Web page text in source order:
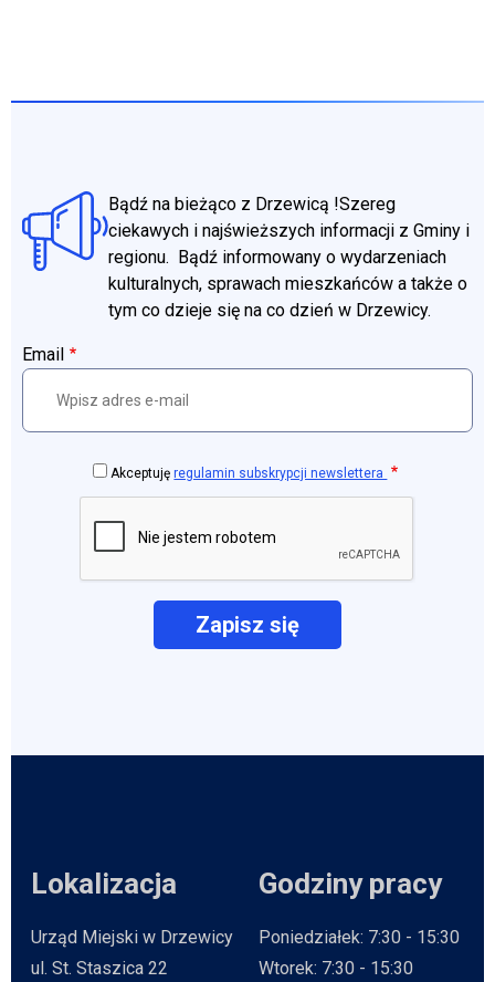
Bądź na bieżąco z Drzewicą !Szereg
ciekawych i najświeższych informacji z Gminy i
regionu. Bądź informowany o wydarzeniach
kulturalnych, sprawach mieszkańców a także o
tym co dzieje się na co dzień w Drzewicy.
Email
Akceptujęregulamin subskrypcji newslettera
Lokalizacja
Urząd Miejski w Drzewicy
ul. St. Staszica 22
Godziny pracy
Poniedziałek: 7:30 - 15:30
Wtorek: 7:30 - 15:30